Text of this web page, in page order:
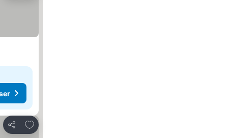
Dela
Lägg till i Mina Favoriter